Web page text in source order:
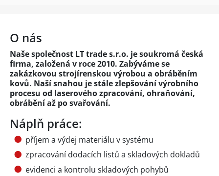
O nás
Naše společnost LT trade s.r.o. je soukromá česká
firma, založená v roce 2010. Zabýváme se
zakázkovou strojírenskou výrobou a obráběním
kovů. Naší snahou je stále zlepšování výrobního
procesu od laserového zpracování, ohraňování,
obrábění až po svařování.
Náplň práce:
příjem a výdej materiálu v systému
zpracování dodacích listů a skladových dokladů
evidenci a kontrolu skladových pohybů